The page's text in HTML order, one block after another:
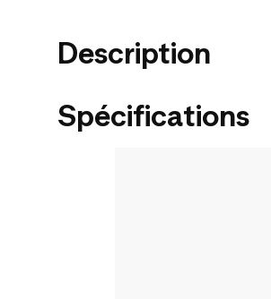
Description
Spécifications